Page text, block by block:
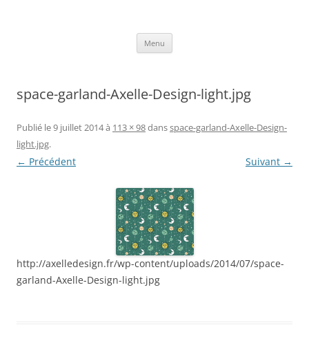
Menu
space-garland-Axelle-Design-light.jpg
Publié le9 juillet 2014à 113 × 98dansspace-garland-Axelle-Design-
light.jpg.
← Précédent Suivant →
http://axelledesign.fr/wp-content/uploads/2014/07/space-
garland-Axelle-Design-light.jpg